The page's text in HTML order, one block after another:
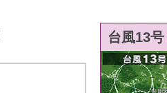
台風13号